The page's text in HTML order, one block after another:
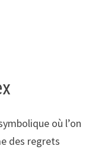
où l’on
des regrets